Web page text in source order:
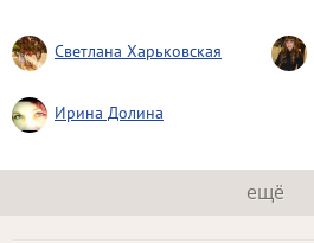
Светлана Харьковская
Ирина Долина
ещё